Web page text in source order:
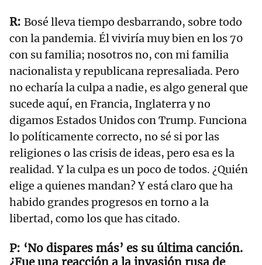
Bosé lleva tiempo desbarrando, sobre todo
con la pandemia. Él viviría muy bien en los 70
con su familia; nosotros no, con mi familia
nacionalista y republicana represaliada. Pero
no echaría la culpa a nadie, es algo general que
sucede aquí, en Francia, Inglaterra y no
digamos Estados Unidos con Trump. Funciona
lo políticamente correcto, no sé si por las
religiones o las crisis de ideas, pero esa es la
realidad. Y la culpa es un poco de todos. ¿Quién
elige a quienes mandan? Y está claro que ha
habido grandes progresos en torno a la
libertad, como los que has citado.
‘No dispares más’ es su última canción.